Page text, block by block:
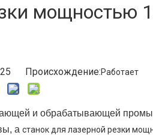
мощностью
Происхождение:Работает
и обрабатывающей
а станок для лазерной резки